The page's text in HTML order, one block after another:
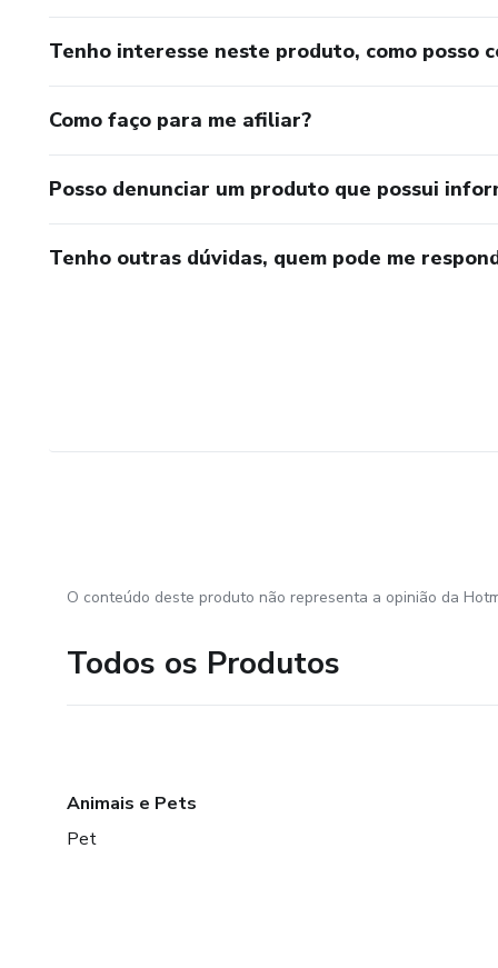
Tenho interesse neste produto, como posso
Como faço para me afiliar?
Posso denunciar um produto que possui
Tenho outras dúvidas, quem pode me
O conteúdo deste produto não representa a opinião da
Todos os Produtos
Animais e Pets
Pet